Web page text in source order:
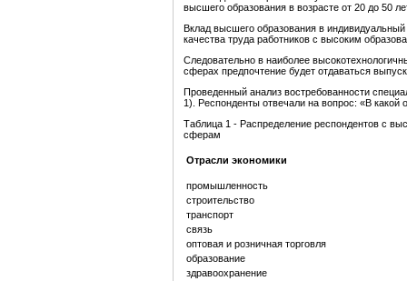
высшего образования в возрасте от 20 до 50
Вклад высшего образования в
качества труда работников с высоким
Следовательно в наиболее
сферах предпочтение будет отдаваться
Проведенный анализ востребованности
1). Респонденты отвечали на вопрос: «В какой
Таблица 1 - Распределение респондентов с
сферам
Отрасли экономики
промышленность
строительство
транспорт
связь
оптовая и розничная торговля
образование
здравоохранение